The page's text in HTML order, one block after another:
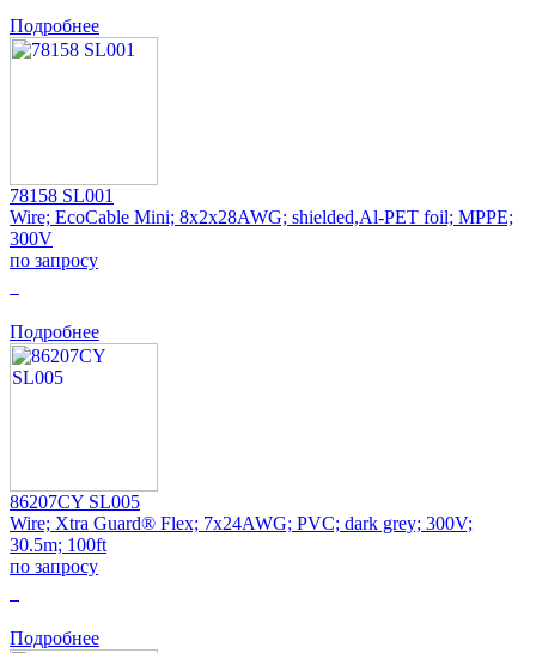
Подробнее
78158 SL001
Wire; EcoCable Mini; 8x2x28AWG; shielded,Al-PET foil; MPPE;
300V
по запросу
Подробнее
86207CY SL005
Wire; Xtra Guard® Flex; 7x24AWG; PVC; dark grey; 300V;
30.5m; 100ft
по запросу
Подробнее